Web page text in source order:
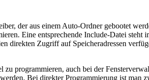
der aus einem Auto-Ordner gebootet
Eine entsprechende Include-Datei
direkten Zugriff auf Speicheradressen
programmieren, auch bei der
Bei direkter Programmierung ist man